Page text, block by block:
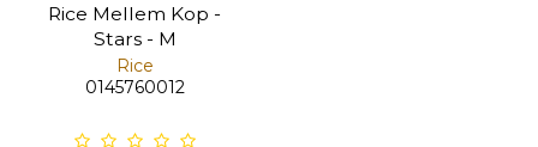
Rice Mellem Kop -
Stars - M
Rice
0145760012